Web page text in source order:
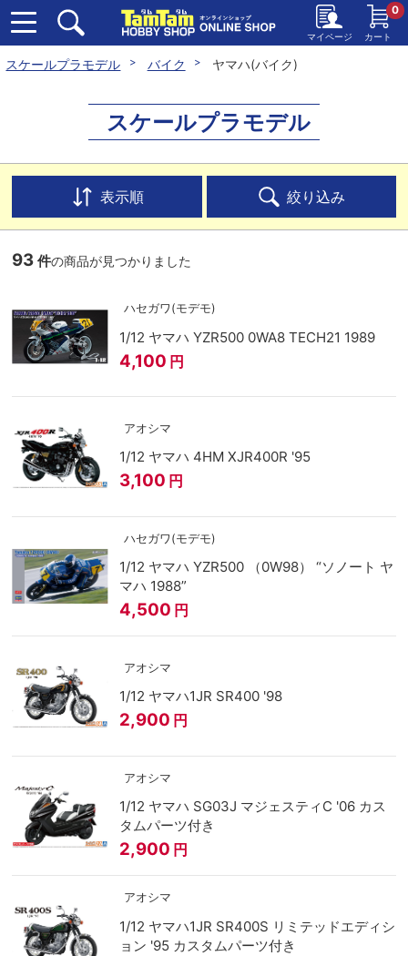
マイページ カート
0
スケールプラモデル バイク ヤマハ(バイク)
スケールプラモデル
表示順 絞り込み
93 件の商品が見つかりました
ハセガワ(モデモ)
1/12 ヤマハ YZR500 0WA8 TECH21 1989
4,100 円
アオシマ
1/12 ヤマハ 4HM XJR400R '95
3,100 円
ハセガワ(モデモ)
1/12 ヤマハ YZR500 （0W98） “ソノート ヤ
マハ 1988”
4,500 円
アオシマ
1/12 ヤマハ1JR SR400 '98
2,900 円
アオシマ
1/12 ヤマハ SG03J マジェスティC '06 カス
タムパーツ付き
2,900 円
アオシマ
1/12 ヤマハ1JR SR400S リミテッドエディシ
ョン '95 カスタムパーツ付き